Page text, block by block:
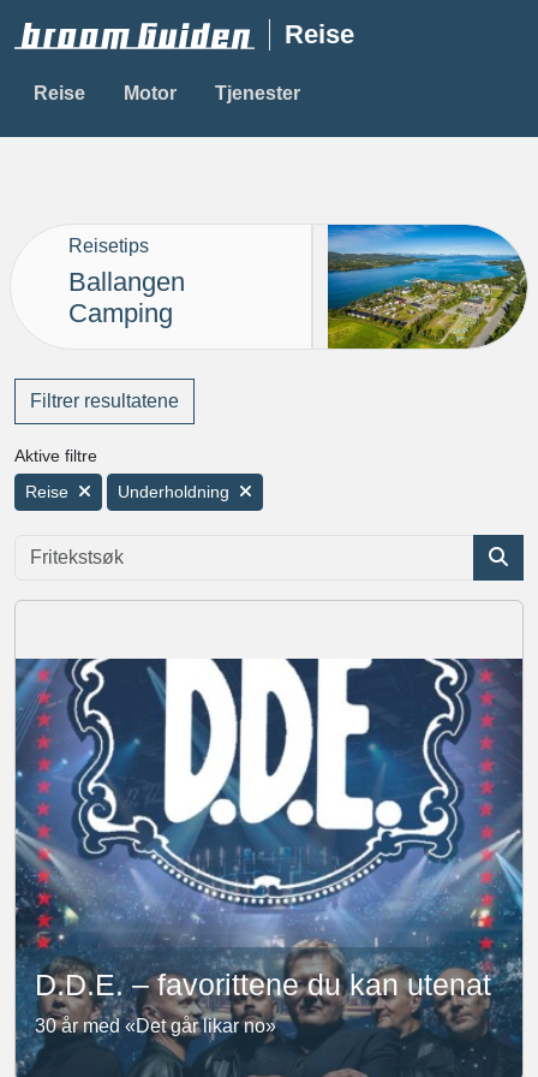
Reise
Reise Motor Tjenester
Reisetips
Ballangen
Camping
Filtrer resultatene
Aktive filtre
Reise
Underholdning
D.D.E. – favorittene du kan utenat
30 år med «Det går likar no»